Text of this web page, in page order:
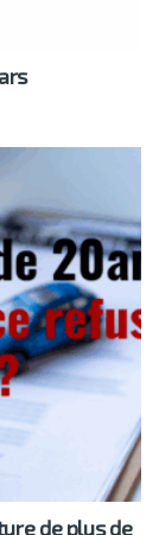
de plus de